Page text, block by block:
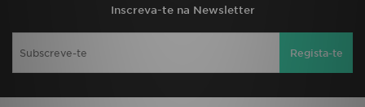
Inscreva-te na Newsletter
Regista-te